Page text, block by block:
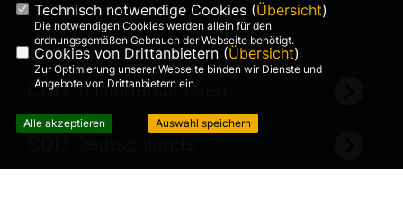
IMPRESSUM DATENSCHUTZ KONTAKT
CDU in Niedersachsen
Technisch notwendige Cookies (Übersicht)
Die notwendigen Cookies werden allein für den
ordnungsgemäßen Gebrauch der Webseite benötigt.
Cookies von Drittanbietern (Übersicht)
Zur Optimierung unserer Webseite binden wir Dienste und
Angebote von Drittanbietern ein.
Alle akzeptieren Auswahl speichern